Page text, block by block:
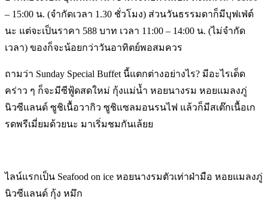
– 15:00 น. (จำกัดเวลา 1.30 ชั่วโมง) ส่วนวันธรรมดาก็มีบุฟเฟ่ต์
นะ แต่จะเป็นราคา 588 บาท เวลา 11:00 – 14:00 น. (ไม่จำกัด
เวลา) ของก็จะน้อยกว่าวันอาทิตย์พอสมควร
ถามว่า Sunday Special Buffet นี้แตกต่างอย่างไร? มีอะไรเด็ด
คร่าว ๆ ก็จะมีซีฟู้ดสดใหม่ กุ้งแม่น้ำ หอยนางรม หอยแมลงภู่
นิวซีแลนด์ ซูชิเนื้อวากิว ซูชิแซลมอนรนไฟ แล้วก็มีสเต๊กเนื้อเก
รดพรีเมี่ยมด้วยนะ มาเริ่มชมกันเล้ยย
ไลน์แรกเป็น Seafood on ice หอยนางรมตัวเท่าฝ่ามือ หอยแมลงภู่
นิวซีแลนด์ กุ้ง หมึก